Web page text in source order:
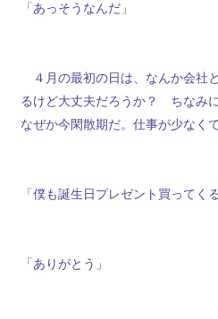
「あっそうなんだ」
４月の最初の日は、なんか会社
るけど大丈夫だろうか？ ちなみ
なぜか今閑散期だ。仕事が少なく
「僕も誕生日プレゼント買ってくる
「ありがとう」